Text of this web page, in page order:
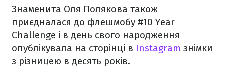
Знаменита Оля Полякова також
приєдналася до флешмобу #10 Year
Challenge і в день свого народження
опублікувала на сторінці в Instagram знімки
з різницею в десять років.